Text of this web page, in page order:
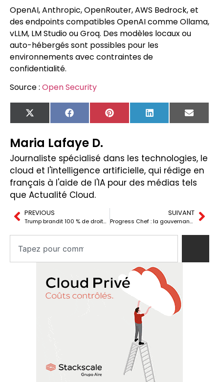
OpenAI, Anthropic, OpenRouter, AWS Bedrock, et
des endpoints compatibles OpenAI comme Ollama,
vLLM, LM Studio ou Groq. Des modèles locaux ou
auto-hébergés sont possibles pour les
environnements avec contraintes de
confidentialité.
Source : Open Security
X
(Twitter)
FacebookPinterest LinkedIn Email
Maria Lafaye D.
Journaliste spécialisé dans les technologies, le
cloud et l'intelligence artificielle, qui rédige en
français à l'aide de l'IA pour des médias tels
que Actualité Cloud.
PREVIOUS
Trump brandit 100 % de droits de douane face aux taxes numériques européennes
SUIVANT
Progress Chef : la gouvernance IT arrive sur les flottes NVIDIA DGX Spark